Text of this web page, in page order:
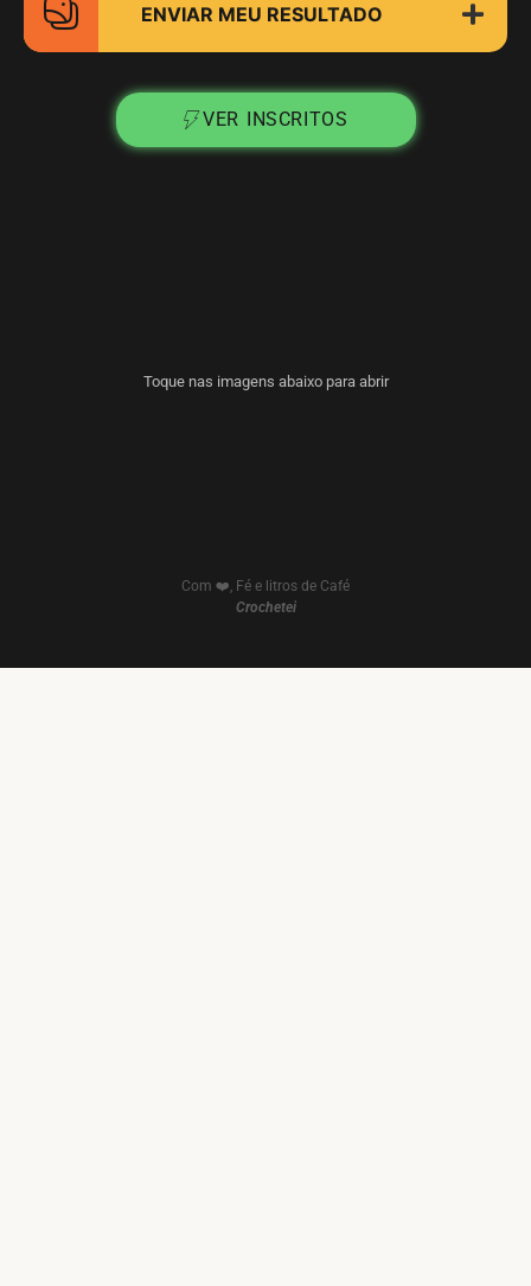
ENVIAR MEU RESULTADO
VER INSCRITOS
Toque nas imagens abaixo para abrir
Com ❤️, Fé e litros de Café
Crochetei